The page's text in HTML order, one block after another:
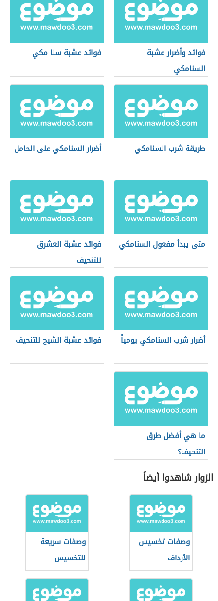
فوائد وأضرار عشبة
السنامكي
فوائد عشبة سنا مكي
طريقة شرب السنامكي أضرار السنامكي على الحامل
متى يبدأ مفعول السنامكي
فوائد عشبة العشرق
للتنحيف
أضرار شرب السنامكي يومياً فوائد عشبة الشيح للتنحيف
ما هي أفضل طرق
التنحيف؟
الزوار شاهدوا أيضاً
وصفات تخسيس
الأرداف
وصفات سريعة
للتخسيس